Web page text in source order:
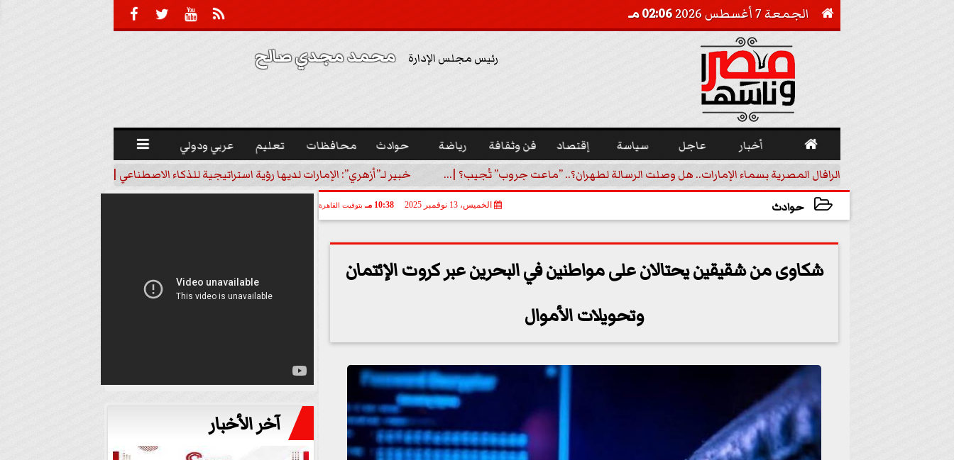
  

 الجمعة 7 أغسطس 2026 02:06 مـ
رئيس مجلس الإدارة محمد مجدي صالح
 أخبار عاجل سياسة إقتصاد فن وثقافة رياضة حوادث محافظات تعليم عربي ودولي 
الرافال المصرية بسماء الإمارات.. هل وصلت الرسالة لطهران؟.. ”ماعت جروب” تُجيب؟ |... خبير لـ”أزهري”: الإمارات لديها رؤية استراتيجية للذكاء الاصطناعي | فيديو
حوادث الخميس، 13 نوفمبر 2025 10:38 مـ بتوقيت القاهرة
شكاوى من شقيقين يحتالان على مواطنين في البحرين عبر كروت الإئتمان
وتحويلات الأموال
آخر الأخبار